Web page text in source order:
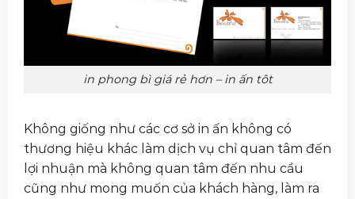
in phong bì giá rẻ hơn – in ấn tôt
Không giống như các cơ sở in ấn không có
thương hiệu khác làm dịch vụ chỉ quan tâm đến
lợi nhuận mà không quan tâm đến nhu cầu
cũng như mong muốn của khách hàng, làm ra